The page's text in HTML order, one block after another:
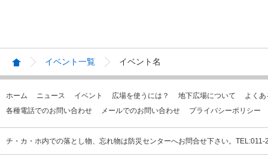
イベント一覧 イベント名
ホーム ニュース イベント 広場を使うには？ 地下広場について
よく
各種電話でのお問い合わせ
メールでのお問い合わせ プライバシーポリシー
チ・カ・ホ内での落とし物、忘れ物は防災センターへお問合せ下さい。